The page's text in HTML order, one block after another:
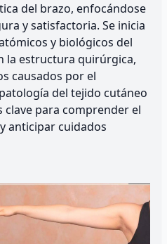
del brazo, enfocándose
y satisfactoria. Se inicia
y biológicos del
la estructura quirúrgica,
causados por el
del tejido cutáneo
para comprender el
anticipar cuidados